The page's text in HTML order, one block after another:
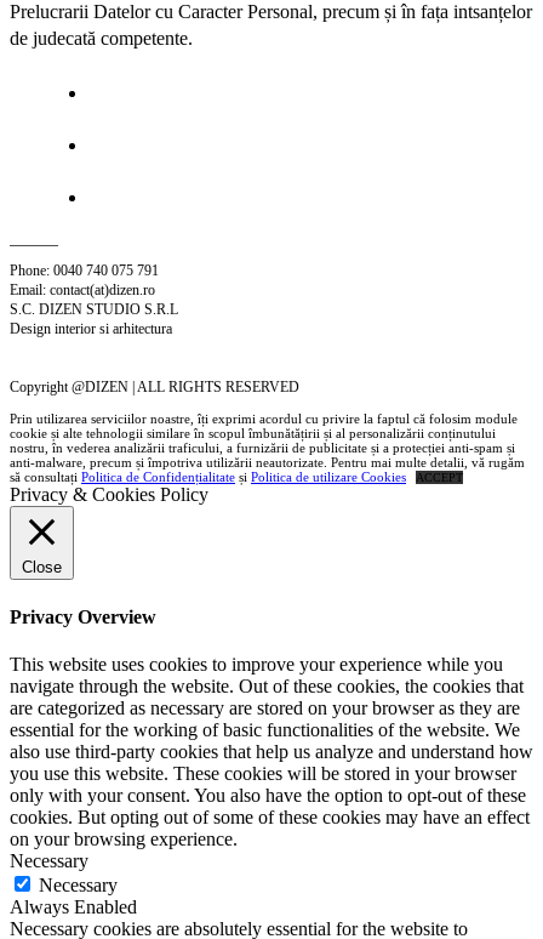
Prelucrarii Datelor cu Caracter Personal, precum și în fața intsanțelor
de judecată competente.
Phone: 0040 740 075 791
Email: contact(at)dizen.ro
S.C. DIZEN STUDIO S.R.L
Design interior si arhitectura
Copyright @DIZEN | ALL RIGHTS RESERVED
Prin utilizarea serviciilor noastre, îți exprimi acordul cu privire la faptul că folosim module
cookie și alte tehnologii similare în scopul îmbunătățirii și al personalizării conținutului
nostru, în vederea analizării traficului, a furnizării de publicitate și a protecției anti-spam și
anti-malware, precum și împotriva utilizării neautorizate. Pentru mai multe detalii, vă rugăm
să consultați Politica de Confidențialitate și Politica de utilizare Cookies ACCEPT
Privacy & Cookies Policy
Close
Privacy Overview
This website uses cookies to improve your experience while you
navigate through the website. Out of these cookies, the cookies that
are categorized as necessary are stored on your browser as they are
essential for the working of basic functionalities of the website. We
also use third-party cookies that help us analyze and understand how
you use this website. These cookies will be stored in your browser
only with your consent. You also have the option to opt-out of these
cookies. But opting out of some of these cookies may have an effect
on your browsing experience.
Necessary
Necessary
Always Enabled
Necessary cookies are absolutely essential for the website to